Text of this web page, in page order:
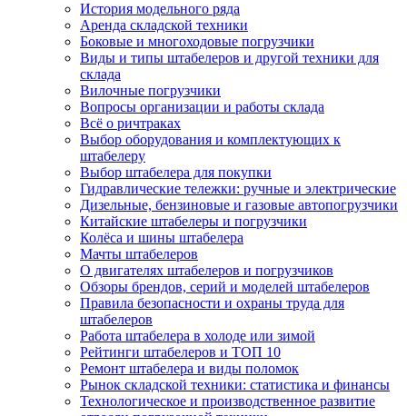
История модельного ряда
Аренда складской техники
Боковые и многоходовые погрузчики
Виды и типы штабелеров и другой техники для
склада
Вилочные погрузчики
Вопросы организации и работы склада
Всё о ричтраках
Выбор оборудования и комплектующих к
штабелеру
Выбор штабелера для покупки
Гидравлические тележки: ручные и электрические
Дизельные, бензиновые и газовые автопогрузчики
Китайские штабелеры и погрузчики
Колёса и шины штабелера
Мачты штабелеров
О двигателях штабелеров и погрузчиков
Обзоры брендов, серий и моделей штабелеров
Правила безопасности и охраны труда для
штабелеров
Работа штабелера в холоде или зимой
Рейтинги штабелеров и ТОП 10
Ремонт штабелера и виды поломок
Рынок складской техники: статистика и финансы
Технологическое и производственное развитие